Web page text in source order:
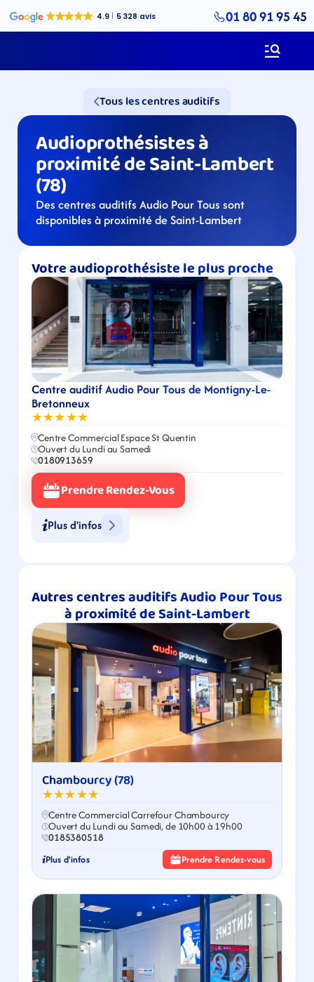
01 80 91 95 45
Tous les centres auditifs
Audioprothésistes à
proximité de Saint-Lambert
(78)
Des centres auditifs Audio Pour Tous sont
disponibles à proximité de Saint-Lambert
Votre audioprothésiste le plus proche
Centre auditif Audio Pour Tous de Montigny-Le-
Bretonneux
★★★★★
Centre Commercial Espace St Quentin
Ouvert du Lundi au Samedi
0180913659
Prendre Rendez-Vous
Plus d'infos
Autres centres auditifs Audio Pour Tous
à proximité de Saint-Lambert
Chambourcy (78)
★★★★★
Centre Commercial Carrefour Chambourcy
Ouvert du Lundi au Samedi, de 10h00 à 19h00
0185380518
Plus d'infos Prendre Rendez-vous